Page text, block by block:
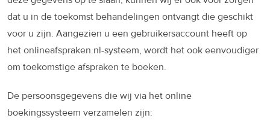
dat u in de toekomst behandelingen ontvangt die geschikt
voor u zijn. Aangezien u een gebruikersaccount heeft op
het onlineafspraken.nl-systeem, wordt het ook eenvoudiger
om toekomstige afspraken te boeken.
De persoonsgegevens die wij via het online
boekingssysteem verzamelen zijn: